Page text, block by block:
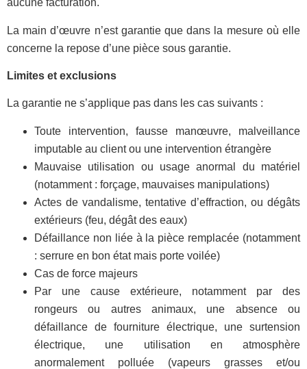
aucune facturation.
La main d’œuvre n’est garantie quedans la mesure où elle
concerne la repose d’une pièce sous garantie.
Limites et exclusions
La garantie ne s’applique pas dans les cas suivants :
Toute intervention, fausse manœuvre, malveillance
imputable au client ou une intervention étrangère
Mauvaise utilisation ou usage anormal du matériel
(notamment : forçage, mauvaises manipulations)
Actes de vandalisme, tentative d’effraction, ou dégâts
extérieurs (feu, dégât des eaux)
Défaillance non liée à la pièce remplacée (notamment
: serrure en bon état mais porte voilée)
Cas de force majeurs
Par une cause extérieure, notamment par des
rongeurs ou autres animaux, une absence ou
défaillance de fourniture électrique, une surtension
électrique, une utilisation en atmosphère
anormalement polluée (vapeurs grasses et/ou